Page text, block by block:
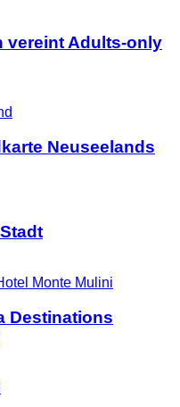
vereint Adults-only
Neuseelands
Destinations